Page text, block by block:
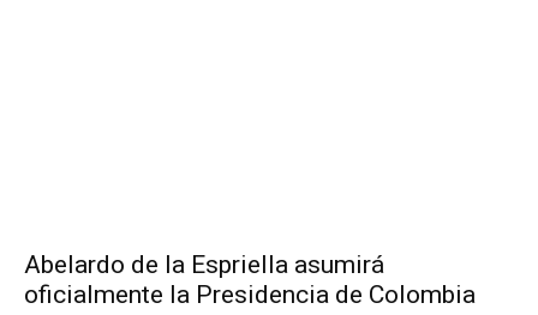
Abelardo de la Espriella asumirá
oficialmente la Presidencia de Colombia